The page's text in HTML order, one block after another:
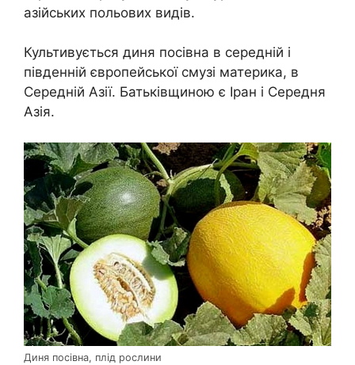
азійських польових видів.
Культивується диня посівна в середній і
південній європейської смузі материка, в
Середній Азії. Батьківщиною є Іран і Середня
Азія.
Диня посівна, плід рослини